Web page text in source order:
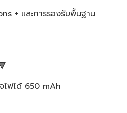
+ และการรองรับพื้นฐาน
ไฟได้ 650 mAh